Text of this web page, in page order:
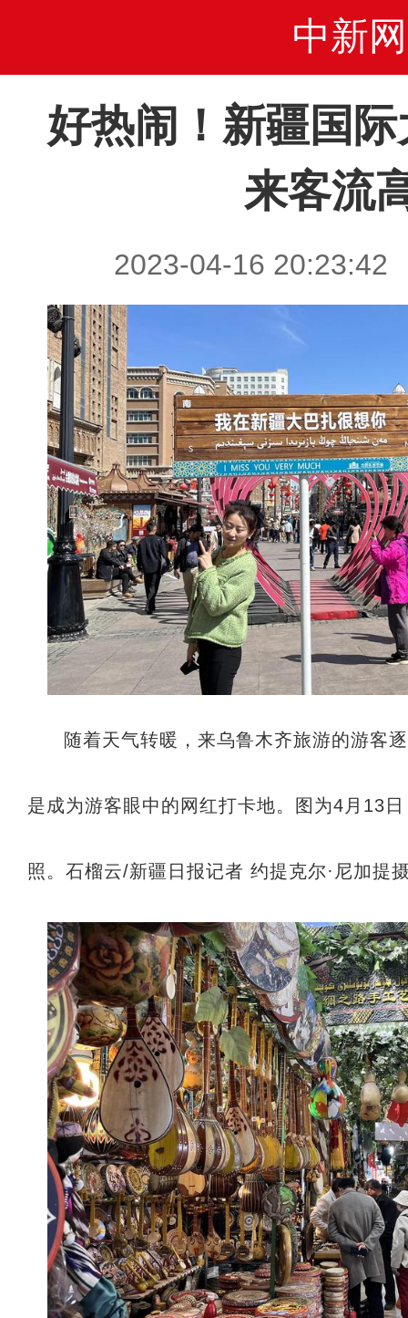
中新网
好热闹！新疆国
来客流
2023-04-16
随着天气转暖，来乌鲁木齐旅游的游客
是成为游客眼中的网红打卡地。图为4月13
照。石榴云/新疆日报记者 约提克尔·尼加提